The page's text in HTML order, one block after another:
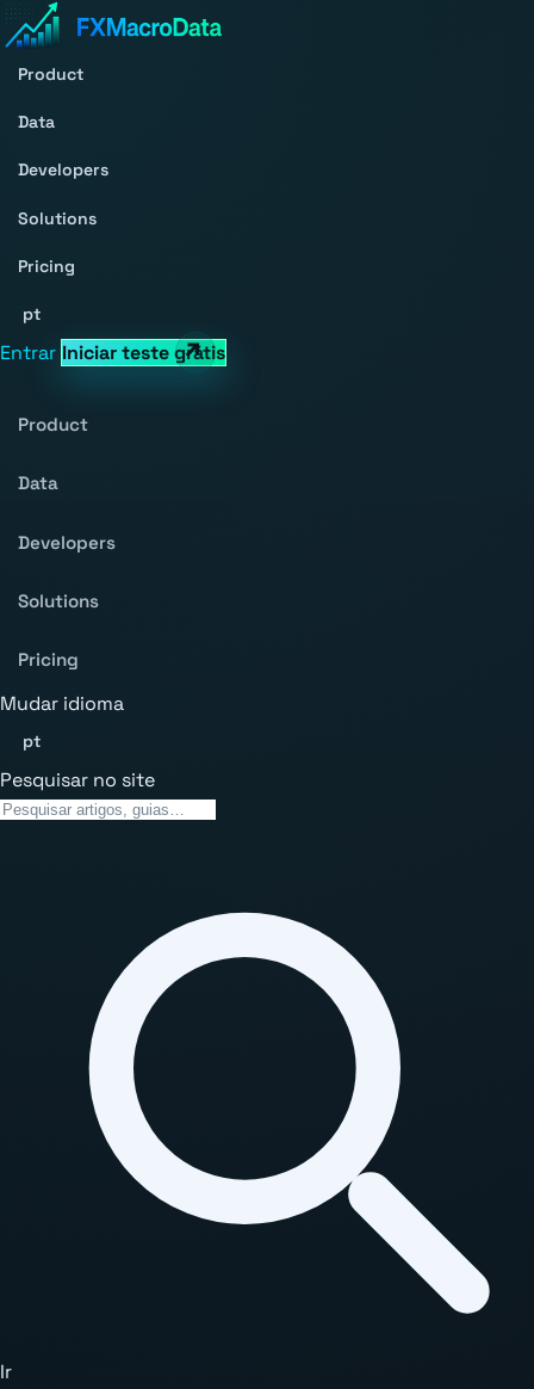
Product
Data
Developers
Solutions
Pricing
pt
Entrar Iniciar teste grátis
Product
Data
Developers
Solutions
Pricing
Mudar idioma
pt
Pesquisar no site
Ir